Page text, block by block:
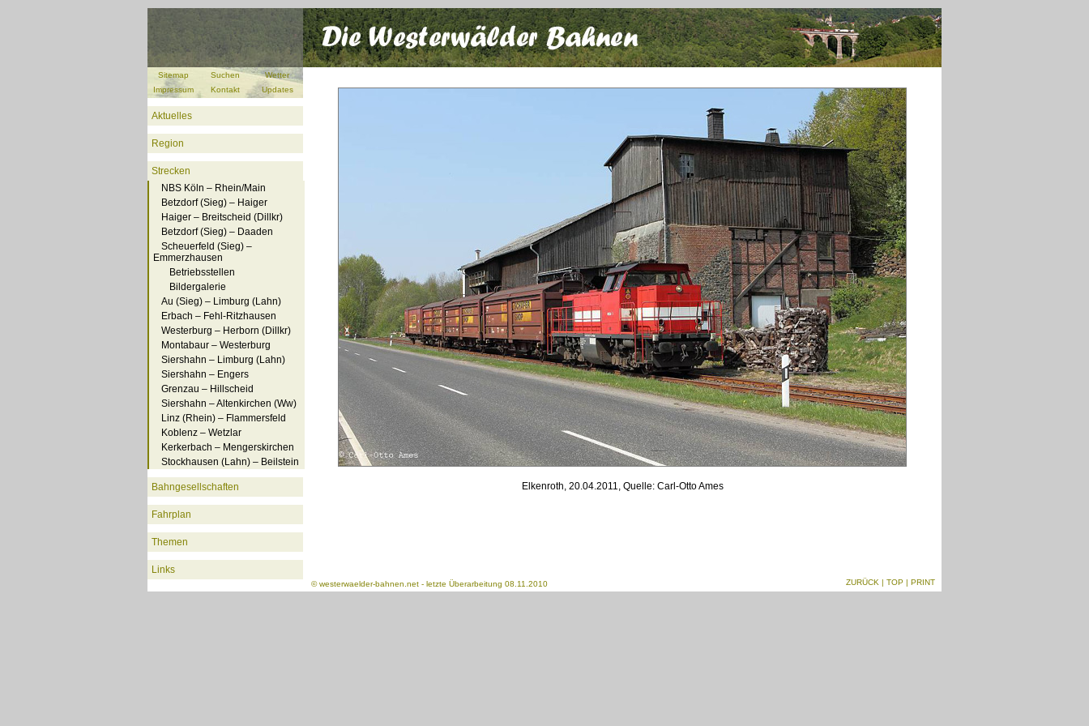
Sitemap Suchen
Wetter
Impressum
Kontakt Updates
Aktuelles
Region
Strecken
NBS Köln – Rhein/Main
Betzdorf (Sieg) – Haiger
Haiger – Breitscheid (Dillkr)
Betzdorf (Sieg) – Daaden
Scheuerfeld (Sieg) –
Emmerzhausen
Betriebsstellen
Bildergalerie
Au (Sieg) – Limburg (Lahn)
Erbach – Fehl-Ritzhausen
Westerburg – Herborn (Dillkr)
Montabaur – Westerburg
Siershahn – Limburg (Lahn)
Siershahn – Engers
Grenzau – Hillscheid
Siershahn – Altenkirchen (Ww)
Linz (Rhein) – Flammersfeld
Koblenz – Wetzlar
Kerkerbach – Mengerskirchen
Stockhausen (Lahn) – Beilstein
Bahngesellschaften
Fahrplan
Themen
Links
Elkenroth, 20.04.2011, Quelle: Carl-Otto Ames
©westerwaelder-bahnen.net - letzte Überarbeitung 08.11.2010 ZURÜCK | TOP | PRINT